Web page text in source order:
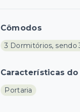
Cômodos
3 Dormitórios, sendo
Características do
Portaria